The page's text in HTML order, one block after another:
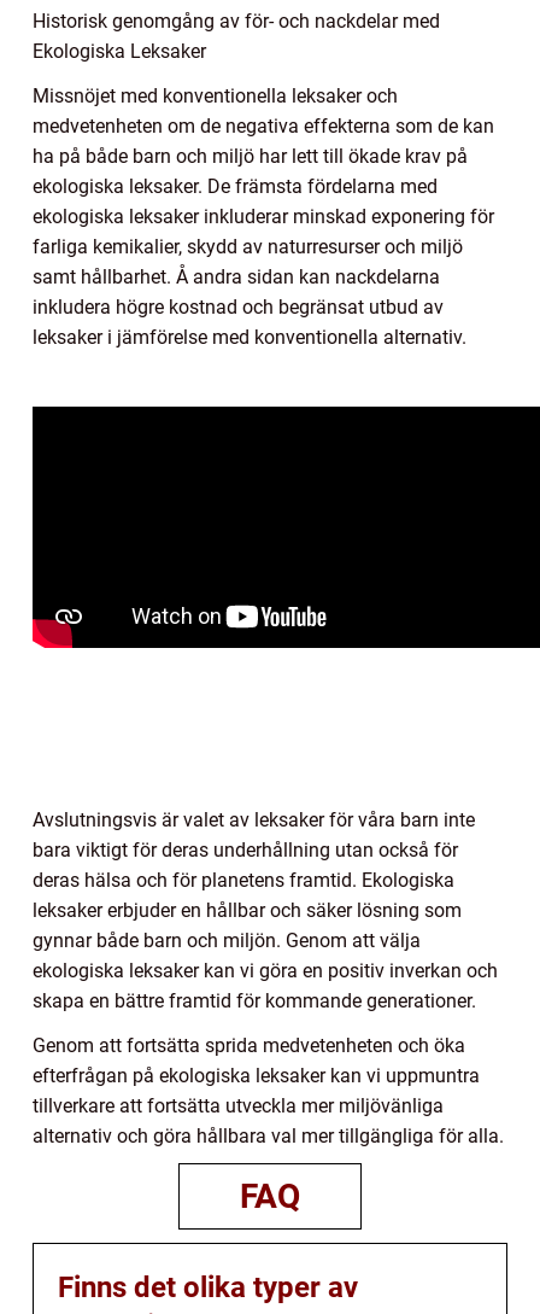
Historisk genomgång av för- och nackdelar med
Ekologiska Leksaker
Missnöjet med konventionella leksaker och
medvetenheten om de negativa effekterna som de kan
ha på både barn och miljö har lett till ökade krav på
ekologiska leksaker. De främsta fördelarna med
ekologiska leksaker inkluderar minskad exponering för
farliga kemikalier, skydd av naturresurser och miljö
samt hållbarhet. Å andra sidan kan nackdelarna
inkludera högre kostnad och begränsat utbud av
leksaker i jämförelse med konventionella alternativ.
Avslutningsvis är valet av leksaker för våra barn inte
bara viktigt för deras underhållning utan också för
deras hälsa och för planetens framtid. Ekologiska
leksaker erbjuder en hållbar och säker lösning som
gynnar både barn och miljön. Genom att välja
ekologiska leksaker kan vi göra en positiv inverkan och
skapa en bättre framtid för kommande generationer.
Genom att fortsätta sprida medvetenheten och öka
efterfrågan på ekologiska leksaker kan vi uppmuntra
tillverkare att fortsätta utveckla mer miljövänliga
alternativ och göra hållbara val mer tillgängliga för alla.
FAQ
Finns det olika typer av